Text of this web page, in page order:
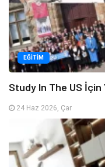
EĞITIM
Study In The US İçin
24 Haz 2026, Çar